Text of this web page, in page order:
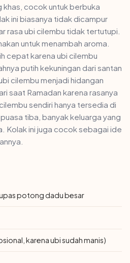
cocok untuk berbuka
ini biasanya tidak dicampur
rasa ubi cilembu tidak tertutupi.
untuk menambah aroma.
cepat karena ubi cilembu
putih kekuningan dari santan
cilembu menjadi hidangan
saat Ramadan karena rasanya
sendiri hanya tersedia di
tiba, banyak keluarga yang
Kolak ini juga cocok sebagai ide
potong dadu besar
karena ubi sudah manis)